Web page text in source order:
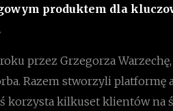
produktem dla
przez Grzegorza
Razem stworzyli platformę
korzysta kilkuset klientów na